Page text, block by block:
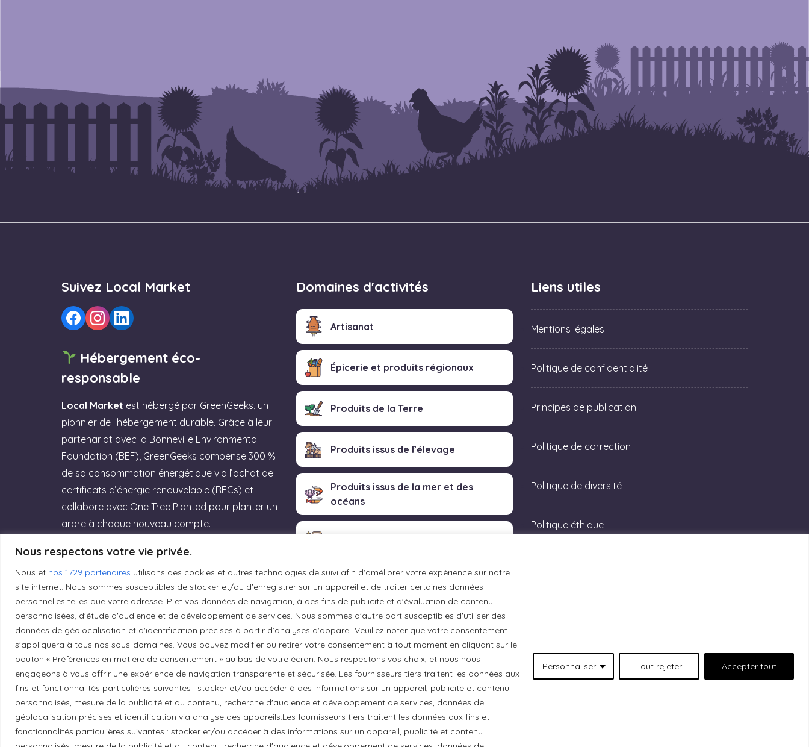
Nous respectons votre vie privée.
Nous et nos 1729 partenaires utilisons des cookies et autres technologies de suivi afin d'améliorer votre expérience sur notre
site internet. Nous sommes susceptibles de stocker et/ou d'enregistrer sur un appareil et de traiter certaines données
personnelles telles que votre adresse IP et vos données de navigation, à des fins de publicité et d'évaluation de contenu
personnalisées, d'étude d'audience et de développement de services. Nous sommes d'autre part susceptibles d'utiliser des
données de géolocalisation et d'identification précises à partir d’analyses d'appareil.Veuillez noter que votre consentement
s'appliquera à tous nos sous-domaines. Vous pouvez modifier ou retirer votre consentement à tout moment en cliquant sur le
bouton « Préférences en matière de consentement » au bas de votre écran. Nous respectons vos choix, et nous nous
engageons à vous offrir une expérience de navigation transparente et sécurisée. Les fournisseurs tiers traitent les données aux
fins et fonctionnalités particulières suivantes : stocker et/ou accéder à des informations sur un appareil, publicité et contenu
personnalisés, mesure de la publicité et du contenu, recherche d'audience et développement de services, données de
géolocalisation précises et identification via analyse des appareils.Les fournisseurs tiers traitent les données aux fins et
fonctionnalités particulières suivantes : stocker et/ou accéder à des informations sur un appareil, publicité et contenu
Personnaliser Tout rejeter Accepter tout
Suivez Local Market
Hébergement éco-
responsable
Local Market est hébergé par GreenGeeks, un
pionnier de l’hébergement durable. Grâce à leur
partenariat avec la Bonneville Environmental
Foundation (BEF), GreenGeeks compense 300 %
de sa consommation énergétique via l’achat de
certificats d’énergie renouvelable (RECs) et
collabore avec One Tree Planted pour planter un
arbre à chaque nouveau compte.
Rejoignez GreenGeeks dès aujourd’hui et
offrez à votre site un hébergement labellisé «
Green Web Hosting » performant qui
respecte la planète ! (Lien affilié)
Essayez GreenGeeks
Domaines d'activités
Artisanat
Épicerie et produits régionaux
Produits de la Terre
Produits issus de l’élevage
Produits issus de la mer et des
océans
Liens utiles
Mentions légales
Politique de confidentialité
Principes de publication
Politique de correction
Politique de diversité
Politique éthique
Reconnaissance du territoire
Local Market, marque portée par la société Les Chats Gourmets Ltd. tient à souligner que ses installations, situées au 511 Lacolle Way (Ottawa-Orléans),